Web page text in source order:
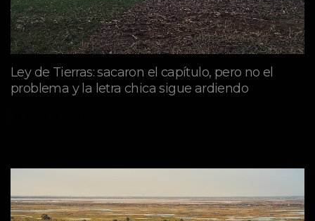
Ley de Tierras: sacaron el capítulo, pero no el
problema y la letra chica sigue ardiendo